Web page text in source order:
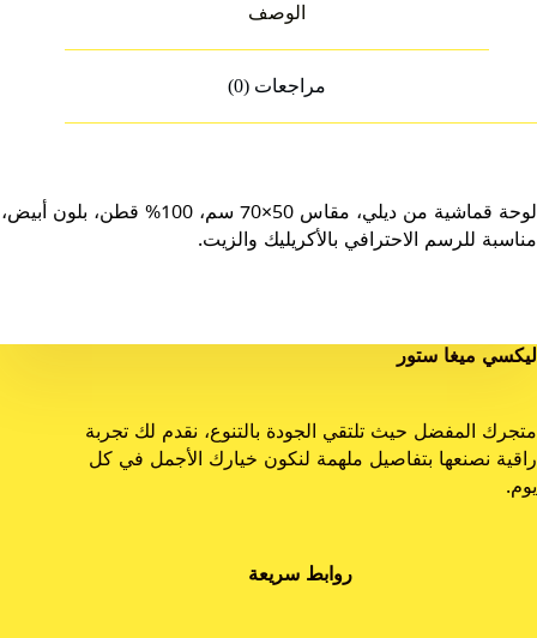
الوصف
مراجعات (0)
لوحة قماشية من ديلي، مقاس 50×70 سم، 100% قطن، بلون أبيض،
مناسبة للرسم الاحترافي بالأكريليك والزيت.
ليكسي ميغا ستور
متجرك المفضل حيث تلتقي الجودة بالتنوع، نقدم لك تجربة
راقية نصنعها بتفاصيل ملهمة لنكون خيارك الأجمل في كل
يوم.
روابط سريعة